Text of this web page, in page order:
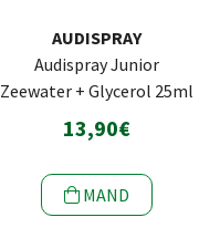
AUDISPRAY
Audispray Junior
Zeewater + Glycerol 25ml
13,90€
MAND